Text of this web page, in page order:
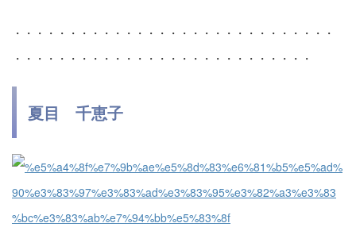
・・・・・・・・・・・・・・・・・・・・・・・・・・・・・
・・・・・・・・・・・・・・・・・・・・・・・・・・・
夏目 千恵子